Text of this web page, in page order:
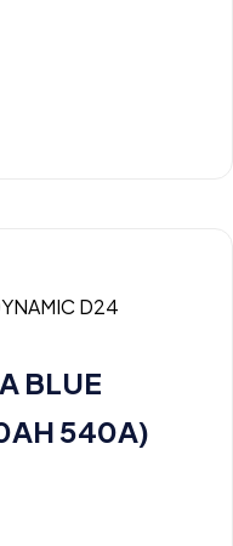
BLUE
540A)